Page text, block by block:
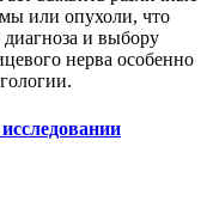
или опухоли, что
диагноза и выбору
нерва особенно